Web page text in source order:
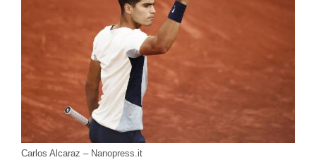
Carlos Alcaraz – Nanopress.it